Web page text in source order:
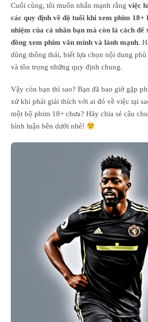
Cuối cùng, tôi muốn nhấn mạnh rằngviệc
các quy định về độ tuổi khi xem phim 18+
nhiệm của cá nhân bạn mà còn là cách để
đồng xem phim văn minh và lành mạnh.
dùng thông thái, biết lựa chọn nội dung
và tôn trọng những quy định chung.
Vậy còn bạn thì sao? Bạn đã bao giờ gặp
xử khi phải giải thích với ai đó về việc tại
một bộ phim 18+ chưa? Hãy chia sẻ câu
bình luận bên dưới nhé!